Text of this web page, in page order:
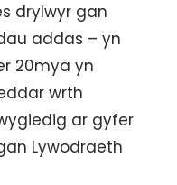
drylwyr gan
addas – yn
20mya yn
wrth
ar gyfer
Lywodraeth